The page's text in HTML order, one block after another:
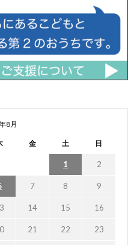
8月
金 土 日
1 2
7 8 9
14 15 16
21 22 23